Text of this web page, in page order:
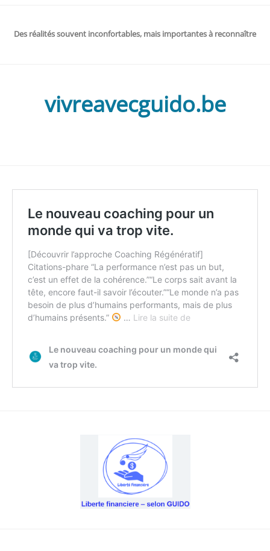
Des réalités souvent inconfortables, mais importantes à reconnaître
vivreavecguido.be